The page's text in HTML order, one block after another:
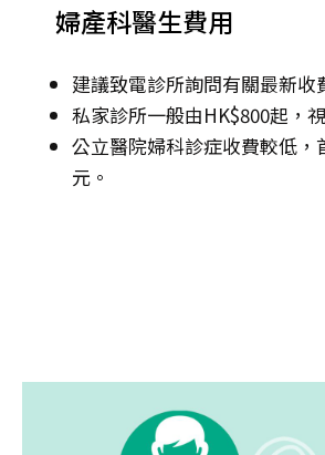
婦產科醫生費用
建議致電診所詢問有關最新收
私家診所一般由HK$800起，
公立醫院婦科診症收費較低，
元。